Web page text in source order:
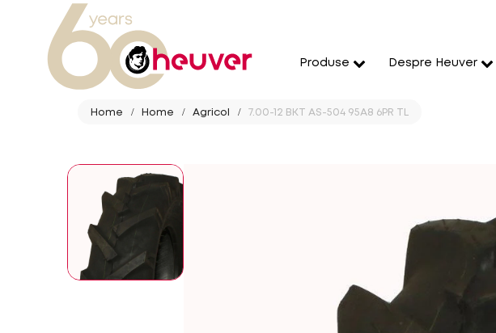
Produse Despre Heuver
Home Home Agricol 7.00-12 BKT AS-504 95A8 6PR TL